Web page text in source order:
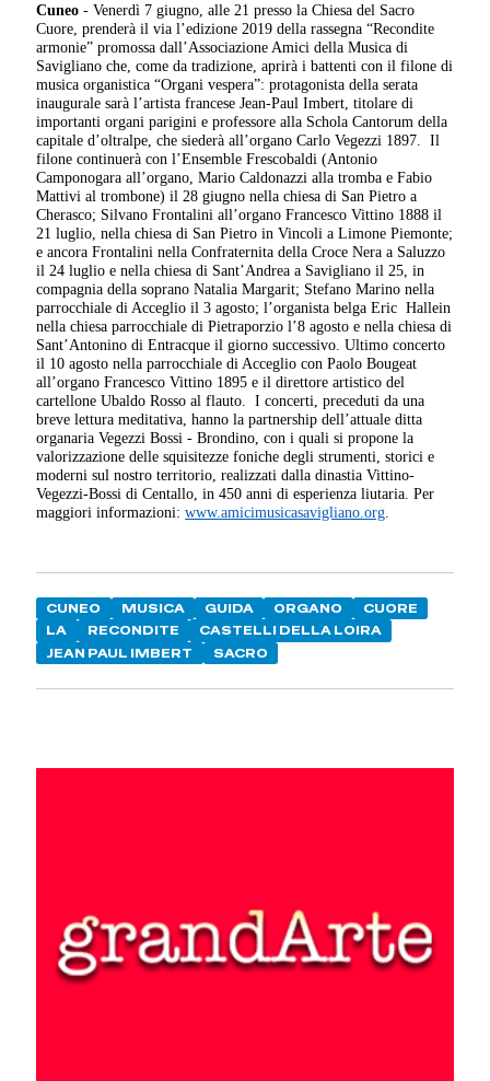
Cuneo - Venerdì 7 giugno, alle 21 presso la Chiesa del Sacro
Cuore, prenderà il via l’edizione 2019 della rassegna “Recondite
armonie” promossa dall’Associazione Amici della Musica di
Savigliano che, come da tradizione, aprirà i battenti con il filone di
musica organistica “Organi vespera”: protagonista della serata
inaugurale sarà l’artista francese Jean-Paul Imbert, titolare di
importanti organi parigini e professore alla Schola Cantorum della
capitale d’oltralpe, che siederà all’organo Carlo Vegezzi 1897.
Il
filone continuerà con l’Ensemble Frescobaldi (Antonio
Camponogara all’organo, Mario Caldonazzi alla tromba e Fabio
Mattivi al trombone) il 28 giugno nella chiesa di San Pietro a
Cherasco; Silvano Frontalini all’organo Francesco Vittino 1888 il
21 luglio, nella chiesa di San Pietro in Vincoli a Limone Piemonte;
e ancora Frontalini nella Confraternita della Croce Nera a Saluzzo
il 24 luglio e nella chiesa di Sant’Andrea a Savigliano il 25, in
compagnia della soprano Natalia Margarit; Stefano Marino nella
parrocchiale di Acceglio il 3 agosto; l’organista belga Eric Hallein
nella chiesa parrocchiale di Pietraporzio l’8 agosto e nella chiesa di
Sant’Antonino di Entracque il giorno successivo. Ultimo concerto
il 10 agosto nella parrocchiale di Acceglio con Paolo Bougeat
all’organo Francesco Vittino 1895 e il direttore artistico del
cartellone Ubaldo Rosso al flauto.
I concerti, preceduti da una
breve lettura meditativa, hanno la partnership dell’attuale ditta
organaria Vegezzi Bossi - Brondino, con i quali si propone la
valorizzazione delle squisitezze foniche degli strumenti, storici e
moderni sul nostro territorio, realizzati dalla dinastia Vittino-
Vegezzi-Bossi di Centallo, in 450 anni di esperienza liutaria. Per
maggiori informazioni:www.amicimusicasavigliano.org
CUNEO MUSICA GUIDA ORGANO
CUORE
LA
RECONDITE
CASTELLI DELLA LOIRA
JEAN PAUL IMBERT
SACRO